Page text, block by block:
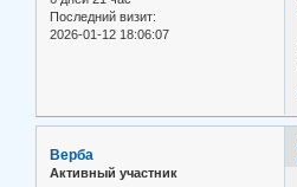
Последний визит:
2026-01-12 18:06:07
Верба
Активный участник